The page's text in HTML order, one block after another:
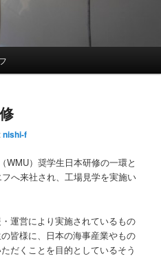
nishi-f
WMU）奨学生日本研修の一環と
へ来社され、工場見学を実施い
運営により実施されているもの
皆様に、日本の海事産業やもの
だくことを目的としているそう